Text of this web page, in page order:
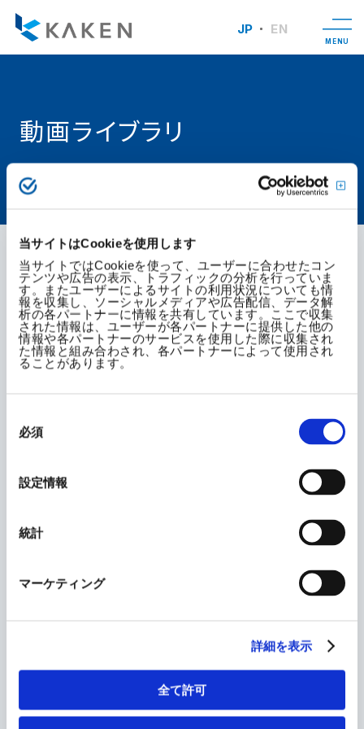
当サイトはCookieを使用します
当サイトではCookieを使って、ユーザーに合わせたコン
テンツや広告の表示、トラフィックの分析を行っていま
す。またユーザーによるサイトの利用状況についても情
報を収集し、ソーシャルメディアや広告配信、データ解
析の各パートナーに情報を共有しています。ここで収集
された情報は、ユーザーが各パートナーに提供した他の
情報や各パートナーのサービスを使用した際に収集され
た情報と組み合わされ、各パートナーによって使用され
ることがあります。
の必須
設定情報
統計
マーケティング
詳細を表示
全て許可
JP EN
MENU
動画ライブラリ
TOP
会社紹介動画
会社紹介動画（ショートver.）